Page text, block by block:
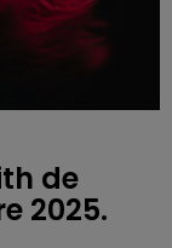
de
2025.